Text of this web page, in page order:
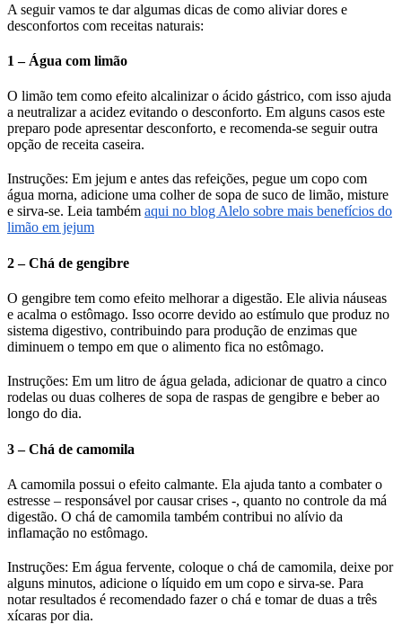
A seguir vamos te dar algumas dicas de como aliviar dores e
desconfortos com receitas naturais:
1 – Água com limão
O limão tem como efeito alcalinizar o ácido gástrico, com isso ajuda
a neutralizar a acidez evitando o desconforto. Em alguns casos este
preparo pode apresentar desconforto, e recomenda-se seguir outra
opção de receita caseira.
Instruções: Em jejum e antes das refeições, pegue um copo com
água morna, adicione uma colher de sopa de suco de limão, misture
e sirva-se. Leia também aqui no blog Alelo sobre mais benefícios do
limão em jejum
2 – Chá de gengibre
O gengibre tem como efeito melhorar a digestão. Ele alivia náuseas
e acalma o estômago. Isso ocorre devido ao estímulo que produz no
sistema digestivo, contribuindo para produção de enzimas que
diminuem o tempo em que o alimento fica no estômago.
Instruções: Em um litro de água gelada, adicionar de quatro a cinco
rodelas ou duas colheres de sopa de raspas de gengibre e beber ao
longo do dia.
3 – Chá de camomila
A camomila possui o efeito calmante. Ela ajuda tanto a combater o
estresse – responsável por causar crises -, quanto no controle da má
digestão. O chá de camomila também contribui no alívio da
inflamação no estômago.
Instruções: Em água fervente, coloque o chá de camomila, deixe por
alguns minutos, adicione o líquido em um copo e sirva-se. Para
notar resultados é recomendado fazer o chá e tomar de duas a três
xícaras por dia.